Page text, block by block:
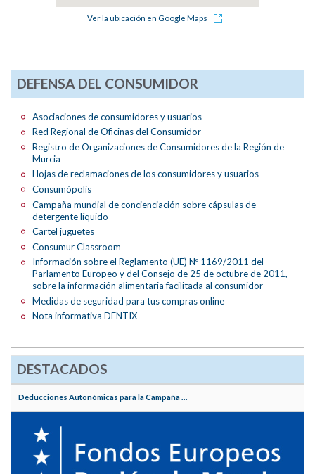
Ver la ubicación en Google Maps
DEFENSA DEL CONSUMIDOR
Asociaciones de consumidores y usuarios
Red Regional de Oficinas del Consumidor
Registro de Organizaciones de Consumidores de la Región de
Murcia
Hojas de reclamaciones de los consumidores y usuarios
Consumópolis
Campaña mundial de concienciación sobre cápsulas de
detergente líquido
Cartel juguetes
Consumur Classroom
Información sobre el Reglamento (UE) Nº 1169/2011 del
Parlamento Europeo y del Consejo de 25 de octubre de 2011,
sobre la información alimentaria facilitada al consumidor
Medidas de seguridad para tus compras online
Nota informativa DENTIX
DESTACADOS
Deducciones Autonómicas para la Campaña ...